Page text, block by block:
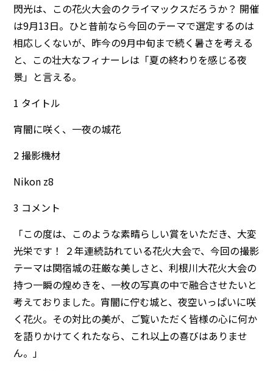
閃光は、この花火大会のクライマックスだろうか？ 開催
は9月13日。ひと昔前なら今回のテーマで選定するのは
相応しくないが、昨今の9月中旬まで続く暑さを考える
と、この壮大なフィナーレは「夏の終わりを感じる夜
景」と言える。
1 タイトル
宵闇に咲く、一夜の城花
2 撮影機材
Nikon z8
3 コメント
「この度は、このような素晴らしい賞をいただき、大変
光栄です！ ２年連続訪れている花火大会で、今回の撮影
テーマは関宿城の荘厳な美しさと、利根川大花火大会の
持つ一瞬の煌めきを、一枚の写真の中で融合させたいと
考えておりました。宵闇に佇む城と、夜空いっぱいに咲
く花火。その対比の美が、ご覧いただく皆様の心に何か
を語りかけてくれたなら、これ以上の喜びはありませ
ん。」